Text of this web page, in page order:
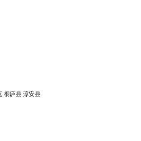
桐庐县 淳安县